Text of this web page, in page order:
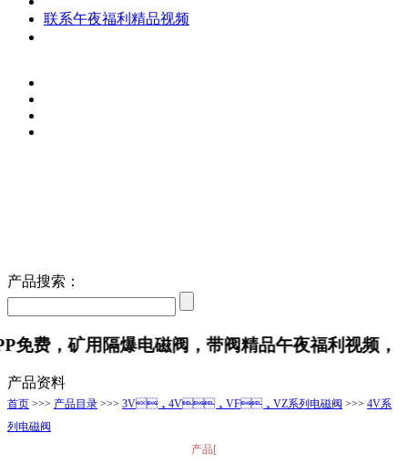
联系午夜福利精品视频
产品搜索：
，矿用隔爆电磁阀，带阀精品午夜福利视频，
产品资料
首页 >>> 产品目录 >>> 3V，4V，VF，VZ系列电磁阀 >>> 4V系
列电磁阀
产品[